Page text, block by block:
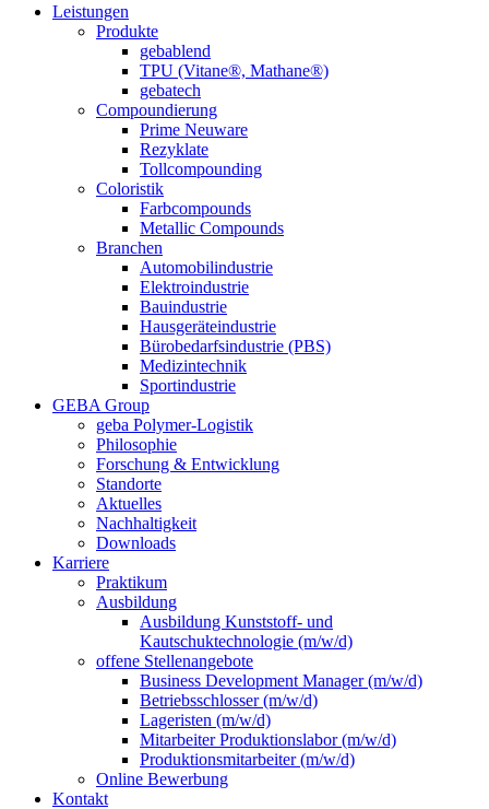
Leistungen
Produkte
gebablend
TPU (Vitane®, Mathane®)
gebatech
Compoundierung
Prime Neuware
Rezyklate
Tollcompounding
Coloristik
Farbcompounds
Metallic Compounds
Branchen
Automobilindustrie
Elektroindustrie
Bauindustrie
Hausgeräteindustrie
Bürobedarfsindustrie (PBS)
Medizintechnik
Sportindustrie
GEBA Group
geba Polymer-Logistik
Philosophie
Forschung & Entwicklung
Standorte
Aktuelles
Nachhaltigkeit
Downloads
Karriere
Praktikum
Ausbildung
Ausbildung Kunststoff- und
Kautschuktechnologie (m/w/d)
offene Stellenangebote
Business Development Manager (m/w/d)
Betriebsschlosser (m/w/d)
Lageristen (m/w/d)
Mitarbeiter Produktionslabor (m/w/d)
Produktionsmitarbeiter (m/w/d)
Online Bewerbung
Kontakt